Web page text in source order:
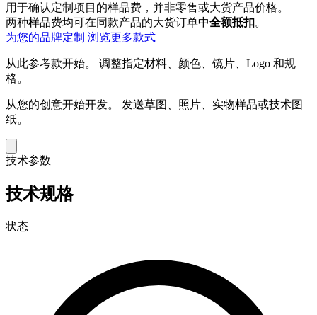
用于确认定制项目的样品费，并非零售或大货产品价格。
两种样品费均可在同款产品的大货订单中全额抵扣。
为您的品牌定制 浏览更多款式
从此参考款开始。 调整指定材料、颜色、镜片、Logo 和规
格。
从您的创意开始开发。 发送草图、照片、实物样品或技术图
纸。
技术参数
技术规格
状态